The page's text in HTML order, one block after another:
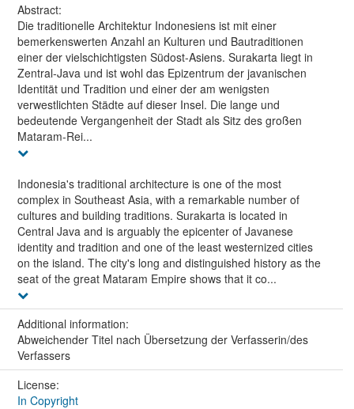
Abstract:
Die traditionelle Architektur Indonesiens ist mit einer
bemerkenswerten Anzahl an Kulturen und Bautraditionen
einer der vielschichtigsten Südost-Asiens. Surakarta liegt in
Zentral-Java und ist wohl das Epizentrum der javanischen
Identität und Tradition und einer der am wenigsten
verwestlichten Städte auf dieser Insel. Die lange und
bedeutende Vergangenheit der Stadt als Sitz des großen
Mataram-Rei...
Indonesia's traditional architecture is one of the most
complex in Southeast Asia, with a remarkable number of
cultures and building traditions. Surakarta is located in
Central Java and is arguably the epicenter of Javanese
identity and tradition and one of the least westernized cities
on the island. The city's long and distinguished history as the
seat of the great Mataram Empire shows that it co...
Additional information:
Abweichender Titel nach Übersetzung der Verfasserin/des
Verfassers
License:
In Copyright